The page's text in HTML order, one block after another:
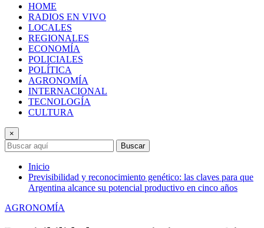
HOME
RADIOS EN VIVO
LOCALES
REGIONALES
ECONOMÍA
POLICIALES
POLÍTICA
AGRONOMÍA
INTERNACIONAL
TECNOLOGÍA
CULTURA
×
Buscar
Inicio
Previsibilidad y reconocimiento genético: las claves para que
Argentina alcance su potencial productivo en cinco años
AGRONOMÍA